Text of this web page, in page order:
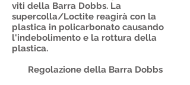
viti della Barra Dobbs. La
supercolla/Loctite reagirà con la
plastica in policarbonato causando
l'indebolimento e la rottura della
plastica.
Regolazione della Barra Dobbs